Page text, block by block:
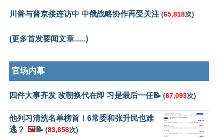
川普与普京接连访中 中俄战略协作再受关注 (65,818次)
(更多首发要闻文章......)
官场内幕
四件大事齐发 改朝换代在即 习是最后一任📝 (67,093次)
他列习清洗名单榜首！6常委和张升民也难
逃？ 🖼️📝 (83,658次)